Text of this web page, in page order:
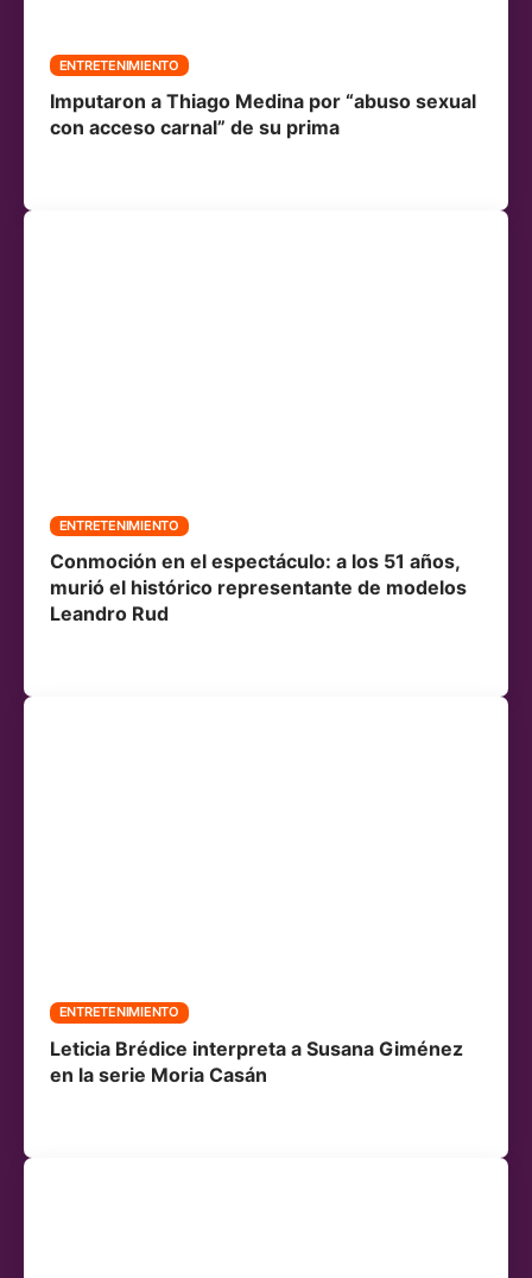
ENTRETENIMIENTO
Imputaron a Thiago Medina por “abuso sexual
con acceso carnal” de su prima
ENTRETENIMIENTO
Conmoción en el espectáculo: a los 51 años,
murió el histórico representante de modelos
Leandro Rud
ENTRETENIMIENTO
Leticia Brédice interpreta a Susana Giménez
en la serie Moria Casán